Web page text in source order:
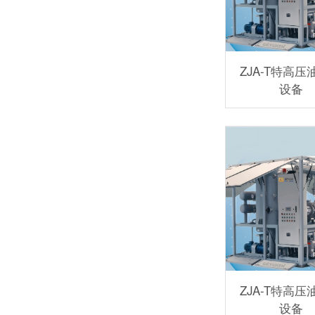
ZJA-T特高压
设备
ZJA-T特高压
设备